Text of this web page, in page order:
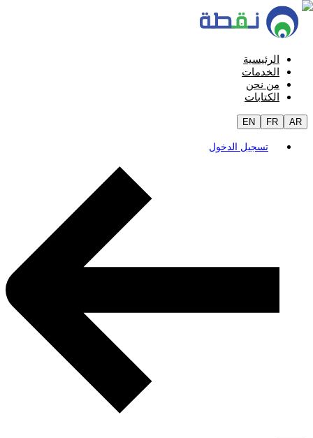
الرئيسية
الخدمات
من نحن
الكتابات
EN FR AR
تسجيل الدخول